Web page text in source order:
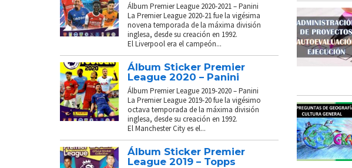
Álbum Premier League 2020-2021 – Panini
La Premier League 2020-21 fue la vigésima
novena temporada de la máxima división
inglesa, desde su creación en 1992.
El Liverpool era el campeón...
Álbum Sticker Premier
League 2020 – Panini
Álbum Premier League 2019-2020 – Panini
La Premier League 2019-20 fue la vigésimo
octava temporada de la máxima división
inglesa, desde su creación en 1992.
El Manchester City es el...
Álbum Sticker Premier
League 2019 – Topps